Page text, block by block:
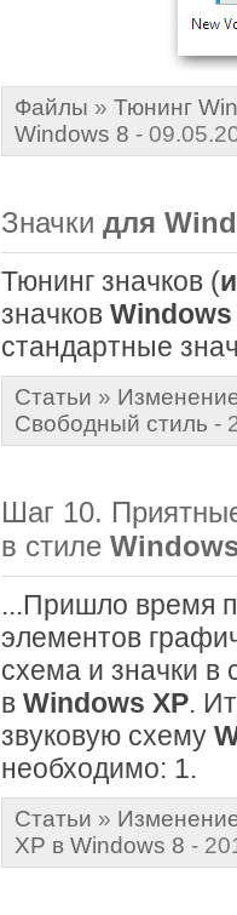
Файлы » Тюнинг
Windows 8 -
Значки для
Тюнинг значков (
значков Windows
стандартные
Статьи »
Свободный стиль -
Шаг 10.
в стиле
...Пришло время
элементов
схема и значки в
в Windows XP.
звуковую схему
необходимо: 1.
Статьи »
XP в Windows 8 -